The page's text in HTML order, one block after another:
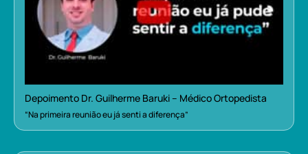
Depoimento Dr. Guilherme Baruki – Médico Ortopedista
“Na primeira reunião eu já senti a diferença”